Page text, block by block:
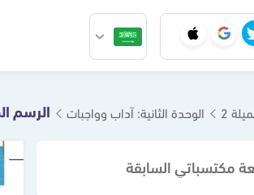
2 الوحدة الثانية: آداب وواجبات
مكتسباتي السابقة